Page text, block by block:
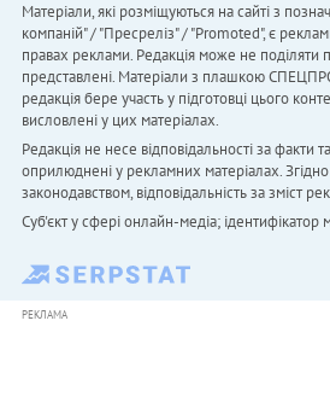
Матеріали, які розміщуються на сайті з
компаній" / "Пресреліз" / "Promoted", є
правах реклами. Редакція може не поділяти
представлені. Матеріали з плашкою
редакція бере участь у підготовці цього
висловлені у цих матеріалах.
Редакція не несе відповідальності за факти
оприлюднені у рекламних матеріалах.
законодавством, відповідальність за зміст
Cуб'єкт у сфері онлайн-медіа; ідентифікатор
РЕКЛАМА